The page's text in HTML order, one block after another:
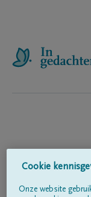
Cookie
Onze website